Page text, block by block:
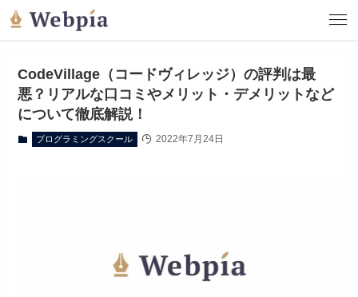
CodeVillage（コードヴィレッジ）の評判は最
悪？リアルな口コミやメリット・デメリットなど
について徹底解説！
プログラミングスクール 2022年7月24日